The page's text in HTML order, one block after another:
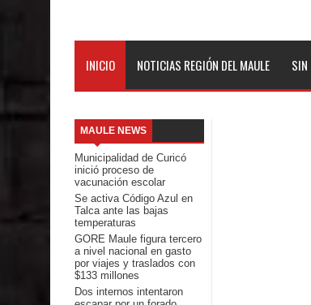
Banda linarense Los Remembers
comunidades escolares
Mario Meza endurece críticas contra
Seremi de Desarrollo Social y Familia
emergencia.
Del anime al K-pop: especialistas U.
Renuncia del seremi Minvu en el
INICIO NOTICIAS REGIÓN DEL MAULE
MAULE NEWS
Municipalidad de Curicó
inició proceso de
vacunación escolar
Se activa Código Azul en
Talca ante las bajas
temperaturas
GORE Maule figura tercero
a nivel nacional en gasto
por viajes y traslados con
$133 millones
Dos internos intentaron